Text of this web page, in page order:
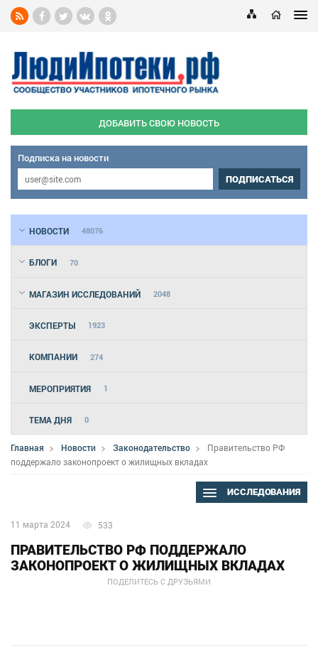
ДОБАВИТЬ СВОЮ НОВОСТЬ
Подписка на новости
ПОДПИСАТЬСЯ
НОВОСТИ 48076
БЛОГИ 70
МАГАЗИН ИССЛЕДОВАНИЙ 2048
ЭКСПЕРТЫ 1923
КОМПАНИИ 274
МЕРОПРИЯТИЯ 1
ТЕМА ДНЯ 0
Главная Новости Законодательство
Правительство РФ
поддержало законопроект о жилищных вкладах
ИССЛЕДОВАНИЯ
11 марта 2024 533
ПОДЕЛИТЕСЬ С ДРУЗЬЯМИ
ПРАВИТЕЛЬСТВО РФ ПОДДЕРЖАЛО
ЗАКОНОПРОЕКТ О ЖИЛИЩНЫХ ВКЛАДАХ